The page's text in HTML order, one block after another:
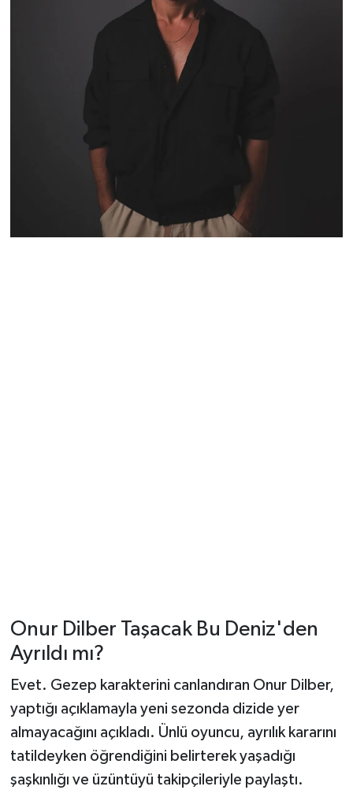
Onur Dilber Taşacak Bu Deniz'den
Ayrıldı mı?
Evet. Gezep karakterini canlandıran Onur Dilber,
yaptığı açıklamayla yeni sezonda dizide yer
almayacağını açıkladı. Ünlü oyuncu, ayrılık kararını
tatildeyken öğrendiğini belirterek yaşadığı
şaşkınlığı ve üzüntüyü takipçileriyle paylaştı.